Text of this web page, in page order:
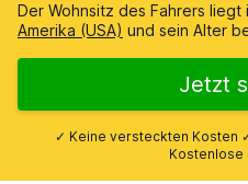
Der Wohnsitz des Fahrers liegt
Amerika (USA) und sein Alter
Jetzt
✓ Keine versteckten Kosten
Kostenlose